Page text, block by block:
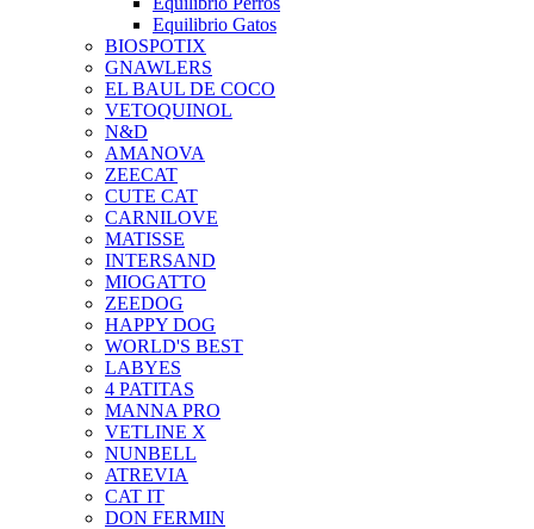
Equilibrio Gatos
BIOSPOTIX
GNAWLERS
EL BAUL DE COCO
VETOQUINOL
N&D
AMANOVA
ZEECAT
CUTE CAT
CARNILOVE
MATISSE
INTERSAND
MIOGATTO
ZEEDOG
HAPPY DOG
WORLD'S BEST
LABYES
4 PATITAS
MANNA PRO
VETLINE X
NUNBELL
ATREVIA
CAT IT
DON FERMIN